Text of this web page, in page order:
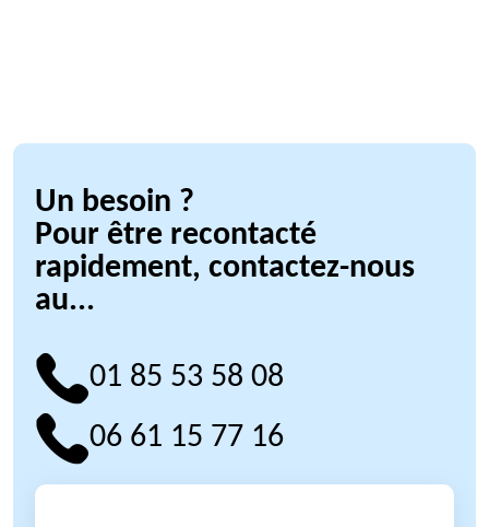
Un besoin ?
Pour être recontacté
rapidement, contactez-nous
au...
01 85 53 58 08
06 61 15 77 16